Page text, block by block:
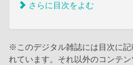
さらに目次をよむ
※このデジタル雑誌には目次に
れています。それ以外のコンテ